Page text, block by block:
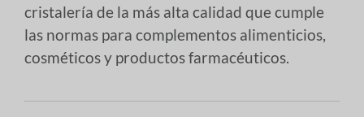
cristalería de la más alta calidad que cumple
las normas para complementos alimenticios,
cosméticos y productos farmacéuticos.